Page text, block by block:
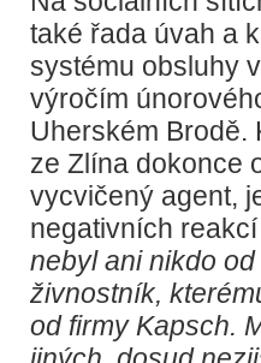
také řada úvah a
systému obsluhy
výročím
Uherském Brodě.
ze Zlína dokonce
vycvičený agent,
negativních
nebyl ani nikdo
živnostník,
od firmy Kapsch.